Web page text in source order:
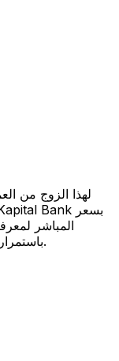
باستمرار على توسيع بياناتنا لتقديم المزيد من الأسعار.